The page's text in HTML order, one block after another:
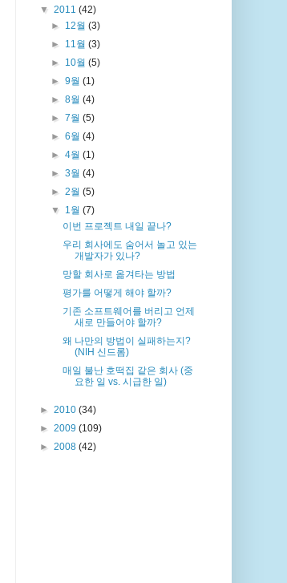
▼ 2011 (42)
► 12월 (3)
► 11월 (3)
► 10월 (5)
► 9월 (1)
► 8월 (4)
► 7월 (5)
► 6월 (4)
► 4월 (1)
► 3월 (4)
► 2월 (5)
▼ 1월 (7)
이번 프로젝트 내일 끝나?
우리 회사에도 숨어서 놀고 있는
개발자가 있나?
망할 회사로 옮겨타는 방법
평가를 어떻게 해야 할까?
기존 소프트웨어를 버리고 언제
새로 만들어야 할까?
왜 나만의 방법이 실패하는지?
(NIH 신드롬)
매일 불난 호떡집 같은 회사 (중
요한 일 vs. 시급한 일)
► 2010 (34)
► 2009 (109)
► 2008 (42)